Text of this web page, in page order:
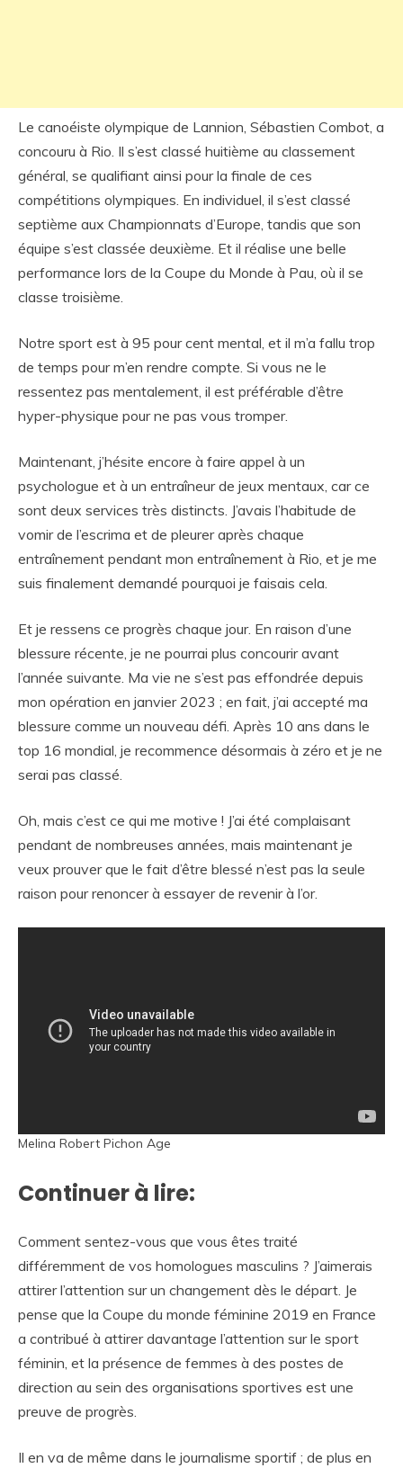
Le canoéiste olympique de Lannion, Sébastien Combot, a
concouru à Rio. Il s’est classé huitième au classement
général, se qualifiant ainsi pour la finale de ces
compétitions olympiques. En individuel, il s’est classé
septième aux Championnats d’Europe, tandis que son
équipe s’est classée deuxième. Et il réalise une belle
performance lors de la Coupe du Monde à Pau, où il se
classe troisième.
Notre sport est à 95 pour cent mental, et il m’a fallu trop
de temps pour m’en rendre compte. Si vous ne le
ressentez pas mentalement, il est préférable d’être
hyper-physique pour ne pas vous tromper.
Maintenant, j’hésite encore à faire appel à un
psychologue et à un entraîneur de jeux mentaux, car ce
sont deux services très distincts. J’avais l’habitude de
vomir de l’escrima et de pleurer après chaque
entraînement pendant mon entraînement à Rio, et je me
suis finalement demandé pourquoi je faisais cela.
Et je ressens ce progrès chaque jour. En raison d’une
blessure récente, je ne pourrai plus concourir avant
l’année suivante. Ma vie ne s’est pas effondrée depuis
mon opération en janvier 2023 ; en fait, j’ai accepté ma
blessure comme un nouveau défi. Après 10 ans dans le
top 16 mondial, je recommence désormais à zéro et je ne
serai pas classé.
Oh, mais c’est ce qui me motive ! J’ai été complaisant
pendant de nombreuses années, mais maintenant je
veux prouver que le fait d’être blessé n’est pas la seule
raison pour renoncer à essayer de revenir à l’or.
Melina Robert Pichon Age
Continuer à lire:
Comment sentez-vous que vous êtes traité
différemment de vos homologues masculins ? J’aimerais
attirer l’attention sur un changement dès le départ. Je
pense que la Coupe du monde féminine 2019 en France
a contribué à attirer davantage l’attention sur le sport
féminin, et la présence de femmes à des postes de
direction au sein des organisations sportives est une
preuve de progrès.
Il en va de même dans le journalisme sportif ; de plus en